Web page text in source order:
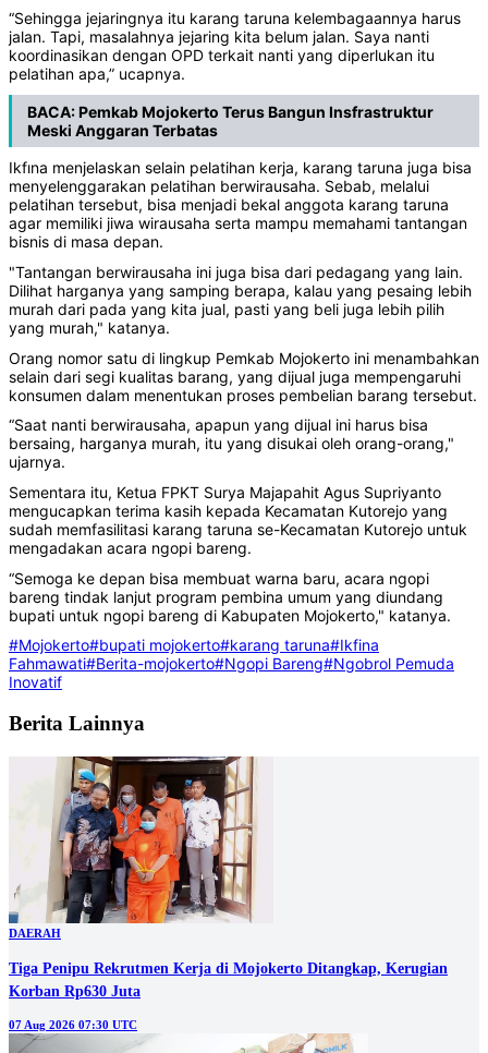
“Sehingga jejaringnya itu karang taruna kelembagaannya harus
jalan. Tapi, masalahnya jejaring kita belum jalan. Saya nanti
koordinasikan dengan OPD terkait nanti yang diperlukan itu
pelatihan apa,” ucapnya.
BACA:Pemkab Mojokerto Terus Bangun Insfrastruktur
Meski Anggaran Terbatas
Ikfına menjelaskan selain pelatihan kerja, karang taruna juga bisa
menyelenggarakan pelatihan berwirausaha. Sebab, melalui
pelatihan tersebut, bisa menjadi bekal anggota karang taruna
agar memiliki jiwa wirausaha serta mampu memahami tantangan
bisnis di masa depan.
"Tantangan berwirausaha ini juga bisa dari pedagang yang lain.
Dilihat harganya yang samping berapa, kalau yang pesaing lebih
murah dari pada yang kita jual, pasti yang beli juga lebih pilih
yang murah," katanya.
Orang nomor satu di lingkup Pemkab Mojokerto ini menambahkan
selain dari segi kualitas barang, yang dijual juga mempengaruhi
konsumen dalam menentukan proses pembelian barang tersebut.
“Saat nanti berwirausaha, apapun yang dijual ini harus bisa
bersaing, harganya murah, itu yang disukai oleh orang-orang,"
ujarnya.
Sementara itu, Ketua FPKT Surya Majapahit Agus Supriyanto
mengucapkan terima kasih kepada Kecamatan Kutorejo yang
sudah memfasilitasi karang taruna se-Kecamatan Kutorejo untuk
mengadakan acara ngopi bareng.
“Semoga ke depan bisa membuat warna baru, acara ngopi
bareng tindak lanjut program pembina umum yang diundang
bupati untuk ngopi bareng di Kabupaten Mojokerto," katanya.
#Mojokerto#bupati mojokerto#karang taruna#Ikfina
Fahmawati#Berita-mojokerto#Ngopi Bareng#Ngobrol Pemuda
Inovatif
Berita Lainnya
DAERAH
Tiga Penipu Rekrutmen Kerja di Mojokerto Ditangkap, Kerugian
Korban Rp630 Juta
07 Aug 2026 07:30 UTC